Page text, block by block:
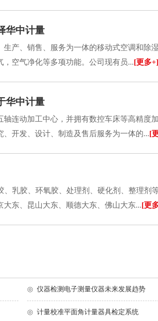
华中计量
产、销售、服务为一体的移动式空调和除
空气净化等多项功能。公司现有员...[更多+]
华中计量
连动加工中心，并拥有数控车床等高精度
开发、设计、制造及售后服务为一体的...[
乳胶、环氧胶、处理剂、硬化剂、整理剂
东、昆山大东、顺德大东、佛山大东...[更
◎ 仪器检测电子测量仪器未来发展趋势
◎ 计量校准平面角计量器具检定系统